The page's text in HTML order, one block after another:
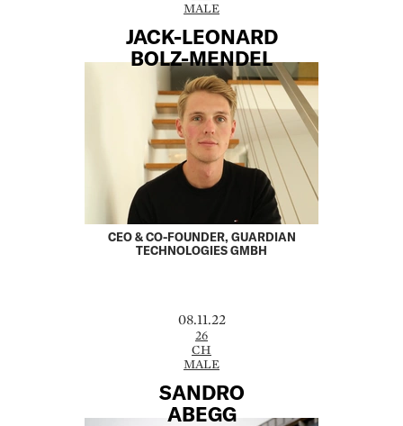
MALE
JACK-LEONARD
BOLZ-MENDEL
CEO & CO-FOUNDER, GUARDIAN
TECHNOLOGIES GMBH
08.11.22
26
CH
MALE
SANDRO
ABEGG